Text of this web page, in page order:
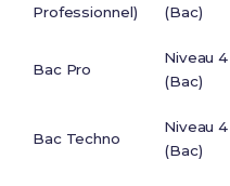
Professionnel)
(Bac)
Bac Pro
Niveau 4
(Bac)
Bac Techno
Niveau 4
(Bac)